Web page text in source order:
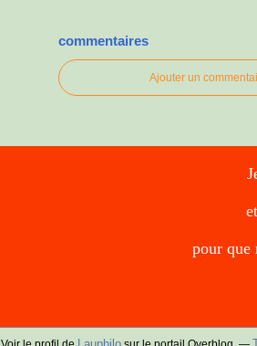
commentaires
Ajouter un
pour que